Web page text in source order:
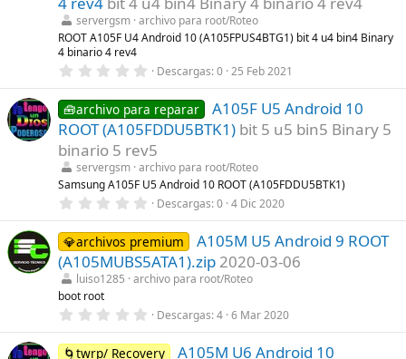
r
e
l
s
)
servergsm archivo para root/Roteo
ROOT A105F U4 Android 10 (A105FPUS4BTG1) bit 4 u4 bin4 Binary
4 binario 4 rev4
0
0
0
e
s
t
r
e
l
a
(
s
)
Descargas 0 25 Feb 2021
🧰archivo para reparar
A105F U5 Android 10
ROOT (A105FDDU5BTK1) bit 5 u5 bin5 Binary 5
binario 5 rev5
servergsm archivo para root/Roteo
Samsung A105F U5 Android 10 ROOT (A105FDDU5BTK1)
0
0
0
e
s
t
l
a
(
Descargas 0 4 Dic 2020
💎archivos premium
A105M U5 Android 9 ROOT
(A105MUBS5ATA1).zip 2020-03-06
luiso1285
archivo para root/Roteo
boot root
0
0
0
Descargas 4 6 Mar 2020
🌀twrp/ Recovery
A105M U6 Android 10